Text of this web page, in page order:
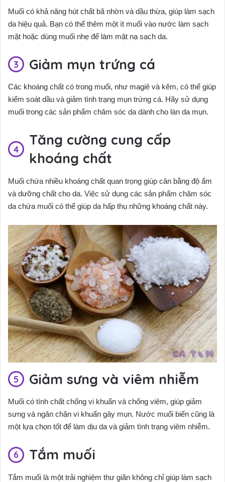
Muối có khả năng hút chất bã nhờn và dầu thừa, giúp làm sạch
da hiệu quả. Bạn có thể thêm một ít muối vào nước làm sạch
mặt hoặc dùng muối nhẹ để làm mặt nạ sạch da.
Giảm mụn trứng cá
Các khoáng chất có trong muối, như magiê và kẽm, có thể giúp
kiểm soát dầu và giảm tình trạng mụn trứng cá. Hãy sử dụng
muối trong các sản phẩm chăm sóc da dành cho làn da mụn.
Tăng cường cung cấp
khoáng chất
Muối chứa nhiều khoáng chất quan trọng giúp cân bằng độ ẩm
và dưỡng chất cho da. Việc sử dụng các sản phẩm chăm sóc
da chứa muối có thể giúp da hấp thụ những khoáng chất này.
Giảm sưng và viêm nhiễm
Muối có tính chất chống vi khuẩn và chống viêm, giúp giảm
sưng và ngăn chặn vi khuẩn gây mụn. Nước muối biển cũng là
một lựa chọn tốt để làm dịu da và giảm tình trạng viêm nhiễm.
Tắm muối
Tắm muối là một trải nghiệm thư giãn không chỉ giúp làm sạch